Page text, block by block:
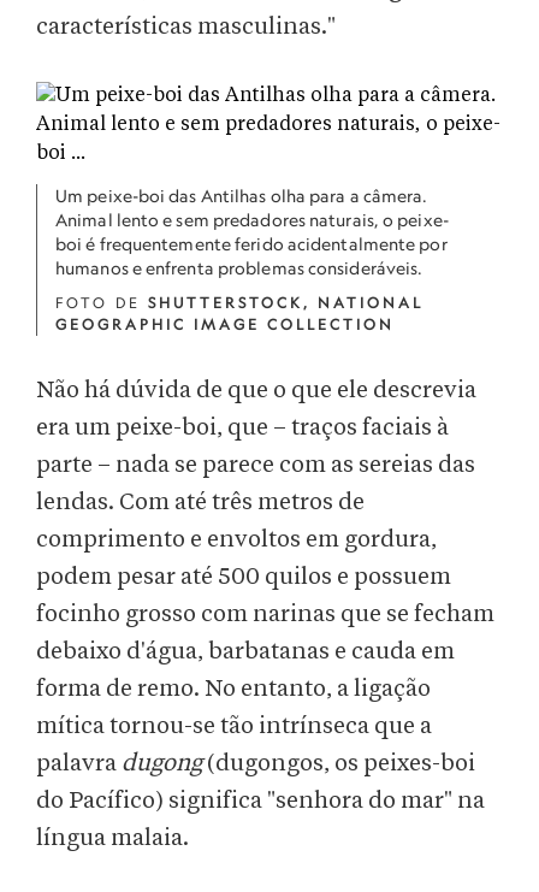
características masculinas."
Um peixe-boi das Antilhas olha para a câmera.
Animal lento e sem predadores naturais, o peixe-
boi é frequentemente ferido acidentalmente por
humanos e enfrenta problemas consideráveis.
FOTO DE SHUTTERSTOCK, NATIONAL
GEOGRAPHIC IMAGE COLLECTION
Não há dúvida de que o que ele descrevia
era um peixe-boi, que – traços faciais à
parte – nada se parece com as sereias das
lendas. Com até três metros de
comprimento e envoltos em gordura,
podem pesar até 500 quilos e possuem
focinho grosso com narinas que se fecham
debaixo d'água, barbatanas e cauda em
forma de remo. No entanto, a ligação
mítica tornou-se tão intrínseca que a
palavra dugong(dugongos, os peixes-boi
do Pacífico) significa "senhora do mar" na
língua malaia.